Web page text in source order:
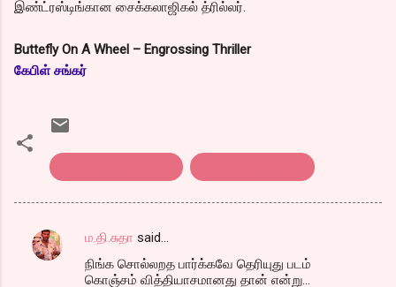
இண்ட்ரஸ்டிங்கான சைக்கலாஜிகல் த்ரில்லர்.
Buttefly On A Wheel – Engrossing Thriller
கேபிள் சங்கர்
C
ம.தி.சுதா said…
நிங்க சொல்லறத பார்க்கவே தெரியுது படம்
கொஞ்சம் வித்தியாசமானது தான் என்று...